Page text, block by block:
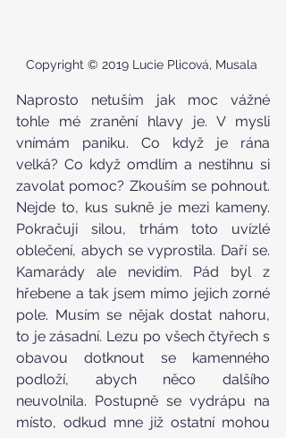
Copyright © 2019 Lucie Plicová, Musala
Naprosto netuším jak moc vážné
tohle mé zranění hlavy je. V mysli
vnímám paniku. Co když je rána
velká? Co když omdlím a nestihnu si
zavolat pomoc? Zkouším se pohnout.
Nejde to, kus sukně je mezi kameny.
Pokračuji silou, trhám toto uvízlé
oblečení, abych se vyprostila. Daří se.
Kamarády ale nevidím. Pád byl z
hřebene a tak jsem mimo jejich zorné
pole. Musím se nějak dostat nahoru,
to je zásadní. Lezu po všech čtyřech s
obavou dotknout se kamenného
podloží, abych něco dalšího
neuvolnila. Postupně se vydrápu na
místo, odkud mne již ostatní mohou